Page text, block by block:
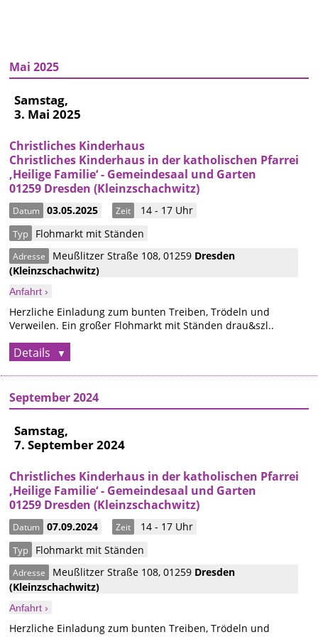
Mai 2025
Samstag,
3. Mai 2025
Christliches Kinderhaus
Christliches Kinderhaus in der katholischen Pfarrei
‚Heilige Familie‘ - Gemeindesaal und Garten
01259 Dresden (Kleinzschachwitz)
Datum 03.05.2025 Zeit 14 - 17 Uhr
Typ Flohmarkt mit Ständen
Adresse Meußlitzer Straße 108,01259 Dresden
(Kleinzschachwitz)
Anfahrt ›
Herzliche Einladung zum bunten Treiben, Trödeln und
Verweilen. Ein großer Flohmarkt mit Ständen drau&szl..
Details
September 2024
Samstag,
7. September 2024
Christliches Kinderhaus in der katholischen Pfarrei
‚Heilige Familie‘ - Gemeindesaal und Garten
01259 Dresden (Kleinzschachwitz)
Datum 07.09.2024 Zeit 14 - 17 Uhr
Typ Flohmarkt mit Ständen
Adresse Meußlitzer Straße 108,01259 Dresden
(Kleinzschachwitz)
Anfahrt ›
Herzliche Einladung zum bunten Treiben, Trödeln und